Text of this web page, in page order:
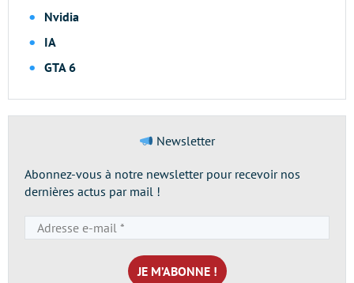
Nvidia
IA
GTA 6
Newsletter
Abonnez-vous à notre newsletter pour recevoir nos
dernières actus par mail !
e-
mail
*